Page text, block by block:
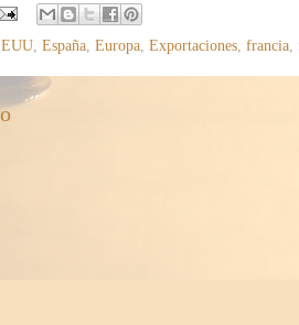
España Europa Exportaciones francia